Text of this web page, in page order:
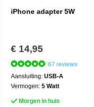
iPhone adapter 5W
€ 14,95
67 reviews
Aansluiting: USB-A
Vermogen: 5 Watt
Morgen in huis